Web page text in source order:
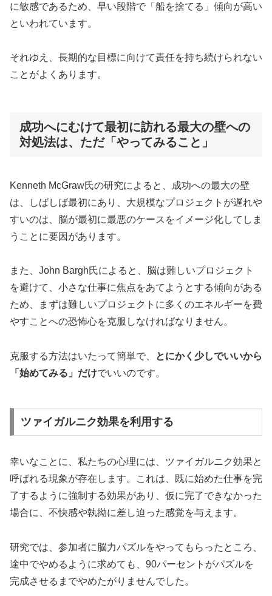
に敏感であるため、早い段階で「船を捨てる」傾向が高い
といわれています。
それゆえ、長期的な目標に向けて責任を持ち続けられない
ことがよくあります。
成功へにむけて最初に訪れる最大の壁への
対処法は、ただ「やってみること」
Kenneth McGraw氏の研究によると、成功への最大の壁
は、しばしば最初にあり、大規模なプロジェクトが遅れや
すいのは、脳が最初に最悪のケースをイメージ化してしま
うことに要因があります。
また、John Bargh氏によると、脳は難しいプロジェクト
を避けて、小さな仕事に焦点をあてようとする傾向がある
ため、まずは難しいプロジェクトに多くのエネルギーを費
やすことへの恐怖心を克服しなければなりません。
克服する方法はいたって簡単で、
とにかく少しでいいから
「始めてみる」だけでいいのです。
ツァイガルニク効果を利用する
幸いなことに、私たちの心理には、ツァイガルニク効果と
呼ばれる現象が存在します。これは、既に始めた仕事を完
了するように強制する効果があり、仮に完了できなかった
場合に、不快感や執拗に差し迫った感覚を与えます。
研究では、参加者に脳力パズルをやってもらったところ、
途中でやめるように求めても、90パーセントがパズルを
完成させるまでやめたがりませんでした。